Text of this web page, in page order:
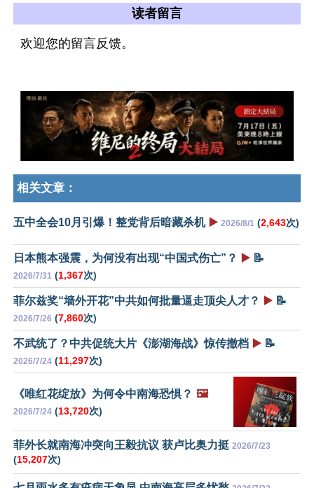
读者留言
欢迎您的留言反馈。
相关文章：
五中全会10月引爆！整党背后暗藏杀机 ▶️ 2026/8/1 (2,643次)
日本熊本强震，为何没有出现“中国式伤亡”？ ▶️ 📝
2026/7/31 (1,367次)
菲尔兹奖“墙外开花”中共如何批量逼走顶尖人才？ ▶️ 📝
2026/7/26 (7,860次)
不武统了？中共促统大片《澎湖海战》惊传撤档 ▶️ 📝
2026/7/24 (11,297次)
《唯红花绽放》为何令中南海恐惧？ 🖼️
2026/7/24 (13,720次)
菲外长就南海冲突向王毅抗议 获卢比奥力挺 2026/7/23
(15,207次)